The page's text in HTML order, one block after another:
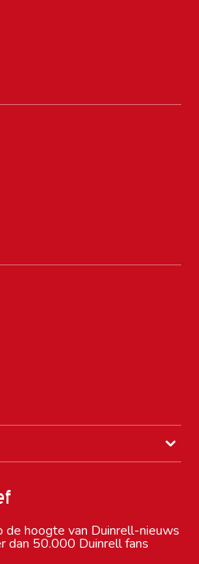
de hoogte van Duinrell-nieuws
dan 50.000 Duinrell fans